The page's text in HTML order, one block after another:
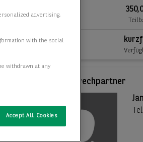
Ihr Ansprechpartner
Tel:
advertising,
with the social
withdrawn at any
Accept All Cookies